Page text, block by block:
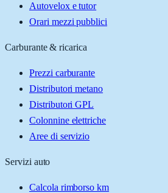
Autovelox e tutor
Orari mezzi pubblici
Carburante & ricarica
Prezzi carburante
Distributori metano
Distributori GPL
Colonnine elettriche
Aree di servizio
Servizi auto
Calcola rimborso km